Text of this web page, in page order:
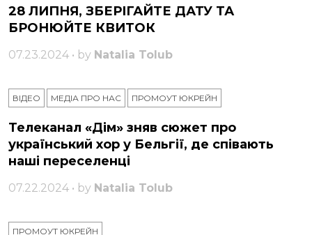
28 ЛИПНЯ, ЗБЕРІГАЙТЕ ДАТУ ТА
БРОНЮЙТЕ КВИТОК
07.23.2024 • by Natalia Tolub
ВІДЕО МЕДІА ПРО НАС ПРОМОУТ ЮКРЕЙН
Телеканал «Дім» зняв сюжет про
український хор у Бельгії, де співають
наші переселенці
07.22.2024 • by Natalia Tolub
ПРОМОУТ ЮКРЕЙН